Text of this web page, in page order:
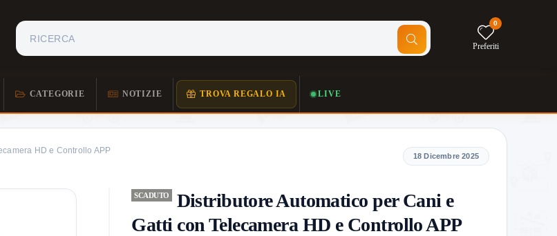
0
Preferiti
CATEGORIE NOTIZIE TROVA REGALO IA LIVE
HD e Controllo APP
SCADUTO
Distributore Automatico per Cani e
Gatti con Telecamera HD e Controllo APP
18 Dicembre 2025